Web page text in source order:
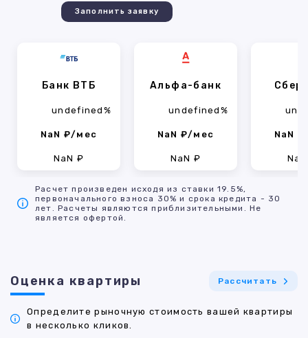
Заполнить заявку
Банк ВТБ
undefined%
NaN ₽/мес
NaN ₽
Альфа-банк
undefined%
NaN ₽/мес
NaN ₽
NaN
Расчет произведен исходя из ставки 19.5%,
первоначального взноса 30% и срока кредита - 30
лет. Расчеты являются приблизительными. Не
является офертой.
Оценка квартиры Рассчитать
Определите рыночную стоимость вашей квартиры
в несколько кликов.